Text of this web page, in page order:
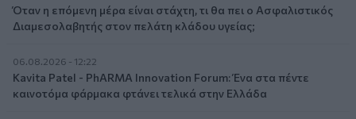
Όταν η επόμενη μέρα είναι στάχτη, τι θα πει ο Ασφαλιστικός
Διαμεσολαβητής στον πελάτη κλάδου υγείας;
06.08.2026 - 12:22
Kavita Patel - PhARMA Innovation Forum: Ένα στα πέντε
καινοτόμα φάρμακα φτάνει τελικά στην Ελλάδα